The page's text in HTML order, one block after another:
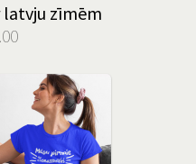
latvju zīmēm